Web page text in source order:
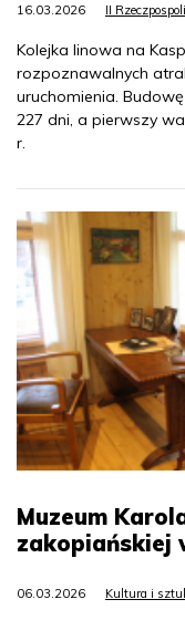
16.03.2026 II
Kolejka linowa na
rozpoznawalnych
uruchomienia.
227 dni, a pierwszy
r.
Muzeum
zakopiańskiej
06.03.2026 Kultura i